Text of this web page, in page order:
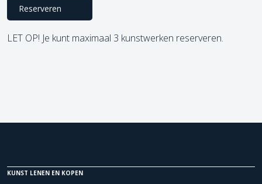
Reserveren
LET OP! Je kunt maximaal 3 kunstwerken reserveren.
KUNST LENEN EN KOPEN